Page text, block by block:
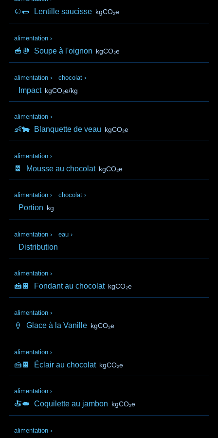
🍲🌭 Lentille saucisse kgCO₂e
alimentation ›
🥣🧅 Soupe à l'oignon kgCO₂e
alimentation › chocolat ›
Impact kgCO₂e/kg
alimentation ›
👶🐄 Blanquette de veau kgCO₂e
alimentation ›
🍫 Mousse au chocolat kgCO₂e
alimentation › chocolat ›
Portion kg
alimentation › eau ›
Distribution
alimentation ›
🍰🍫 Fondant au chocolat kgCO₂e
alimentation ›
🍦 Glace à la Vanille kgCO₂e
alimentation ›
🍰🍫 Éclair au chocolat kgCO₂e
alimentation ›
🍝🐖 Coquilette au jambon kgCO₂e
alimentation ›